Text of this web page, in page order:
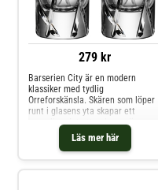
279 kr
Läs mer här
Barserien City är en modern
klassiker med tydlig
Orreforskänsla. Skären som löper
runt i glasens yta skapar ett
kaxigt maskulint men samtidigt
elegant. En känsla av urban
elegans med luftig klarhet från